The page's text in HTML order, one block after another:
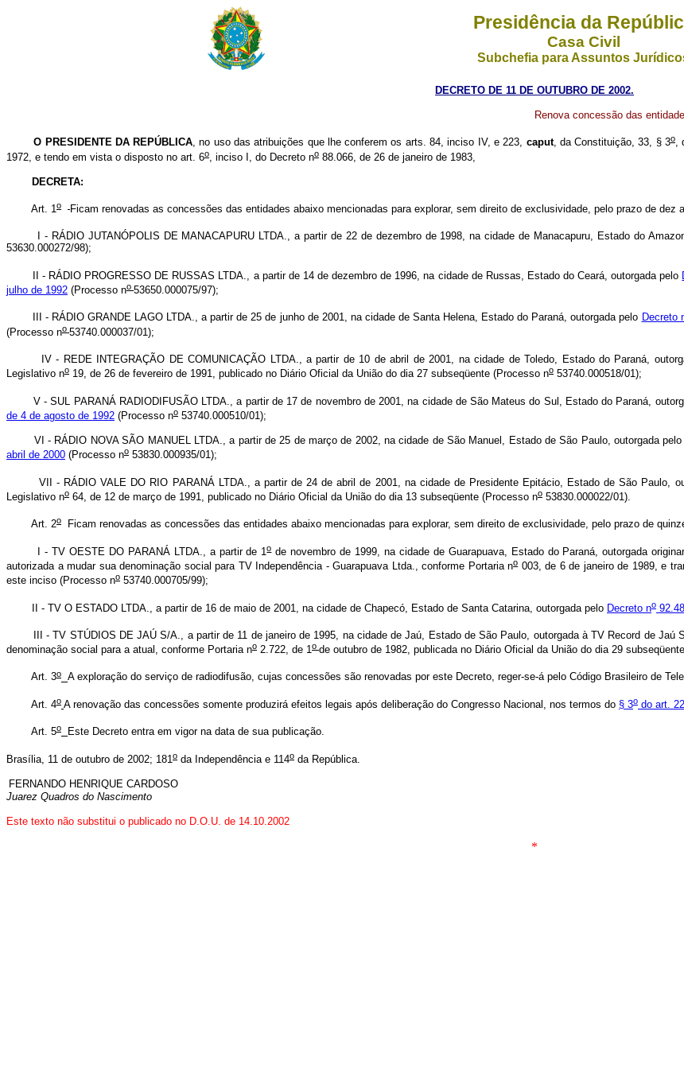
Presidência da
Casa Civil
Subchefia para Assuntos
DECRETO DE 11 DE OUTUBRO DE 2002.
Renova concessão das
O PRESIDENTE DA REPÚBLICA, no uso das atribuições que lhe conferem os arts. 84, inciso IV, e 223, caput, da Constituição, 33, § 3o,
1972, e tendo em vista o disposto no art. 6o , inciso I, do Decreto no 88.066, de 26 de janeiro de 1983,
DECRETA:
Art. 1 o Ficam renovadas as concessões das entidades abaixo mencionadas para explorar, sem direito de exclusividade, pelo prazo de dez
I - RÁDIO JUTANÓPOLIS DE MANACAPURU LTDA., a partir de 22 de dezembro de 1998, na cidade de Manacapuru, Estado do
53630.000272/98);
II - RÁDIO PROGRESSO DE RUSSAS LTDA., a partir de 14 de dezembro de 1996, na cidade de Russas, Estado do Ceará, outorgada pelo
julho de 1992 (Processo no 53650.000075/97);
III - RÁDIO GRANDE LAGO LTDA., a partir de 25 de junho de 2001, na cidade de Santa Helena, Estado do Paraná, outorgada pelo Decreto
(Processo no 53740.000037/01);
IV - REDE INTEGRAÇÃO DE COMUNICAÇÃO LTDA., a partir de 10 de abril de 2001, na cidade de Toledo, Estado do Paraná,
Legislativo no 19, de 26 de fevereiro de 1991, publicado no Diário Oficial da União do dia 27 subseqüente (Processo no 53740.000518/01);
V - SUL PARANÁ RADIODIFUSÃO LTDA., a partir de 17 de novembro de 2001, na cidade de São Mateus do Sul, Estado do Paraná,
de 4 de agosto de 1992 (Processo no 53740.000510/01);
VI - RÁDIO NOVA SÃO MANUEL LTDA., a partir de 25 de março de 2002, na cidade de São Manuel, Estado de São Paulo, outorgada pelo
abril de 2000 (Processo no 53830.000935/01);
VII - RÁDIO VALE DO RIO PARANÁ LTDA., a partir de 24 de abril de 2001, na cidade de Presidente Epitácio, Estado de São Paulo,
Legislativo no 64, de 12 de março de 1991, publicado no Diário Oficial da União do dia 13 subseqüente (Processo no 53830.000022/01).
Art. 2o Ficam renovadas as concessões das entidades abaixo mencionadas para explorar, sem direito de exclusividade, pelo prazo de
I - TV OESTE DO PARANÁ LTDA., a partir de 1ode novembro de 1999, na cidade de Guarapuava, Estado do Paraná, outorgada
autorizada a mudar sua denominação social para TV Independência - Guarapuava Ltda., conforme Portaria no003, de 6 de janeiro de 1989, e
este inciso (Processo no 53740.000705/99);
II - TV O ESTADO LTDA., a partir de 16 de maio de 2001, na cidade de Chapecó, Estado de Santa Catarina, outorgada pelo Decreto no
III - TV STÚDIOS DE JAÚ S/A., a partir de 11 de janeiro de 1995, na cidade de Jaú, Estado de São Paulo, outorgada à TV Record de Jaú
denominação social para a atual, conforme Portaria no 2.722, de 1o de outubro de 1982, publicada no Diário Oficial da União do dia 29
Art. 3o A exploração do serviço de radiodifusão, cujas concessões são renovadas por este Decreto, reger-se-á pelo Código Brasileiro de
Art. 4o A renovação das concessões somente produzirá efeitos legais após deliberação do Congresso Nacional, nos termos do § 3o do art.
Art. 5o Este Decreto entra em vigor na data de sua publicação.
Brasília, 11 de outubro de 2002; 181o da Independência e 114o da República.
FERNANDO HENRIQUE CARDOSO
Juarez Quadros do Nascimento
Este texto não substitui o publicado no D.O.U. de 14.10.2002
*